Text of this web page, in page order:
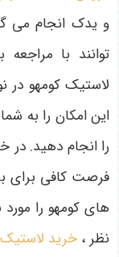
و یدک انجام می
توانند با
لاستیک کومهو در
این امکان را به
را انجام دهید. در
فرصت کافی برای
های کومهو را
نظر ، خرید